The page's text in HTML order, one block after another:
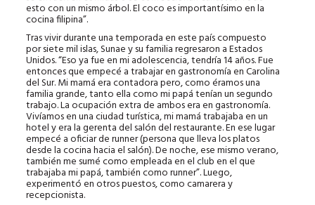
esto con un mismo árbol. El coco es importantísimo en la
cocina filipina”.
Tras vivir durante una temporada en este país compuesto
por siete mil islas, Sunae y su familia regresaron a Estados
Unidos. “Eso ya fue en mi adolescencia, tendría 14 años. Fue
entonces que empecé a trabajar en gastronomía en Carolina
del Sur. Mi mamá era contadora pero, como éramos una
familia grande, tanto ella como mi papá tenían un segundo
trabajo. La ocupación extra de ambos era en gastronomía.
Vivíamos en una ciudad turística, mi mamá trabajaba en un
hotel y era la gerenta del salón del restaurante. En ese lugar
empecé a oficiar de runner (persona que lleva los platos
desde la cocina hacia el salón). De noche, ese mismo verano,
también me sumé como empleada en el club en el que
trabajaba mi papá, también como runner”. Luego,
experimentó en otros puestos, como camarera y
recepcionista.